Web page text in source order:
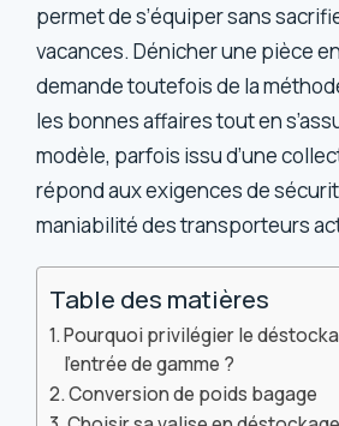
permet de s’équiper sans
vacances. Dénicher une pièce
demande toutefois de la
les bonnes affaires tout en
modèle, parfois issu d’une
répond aux exigences de
maniabilité des transporteurs
Table des matières
Pourquoi privilégier le
l’entrée de gamme ?
Conversion de poids bagage